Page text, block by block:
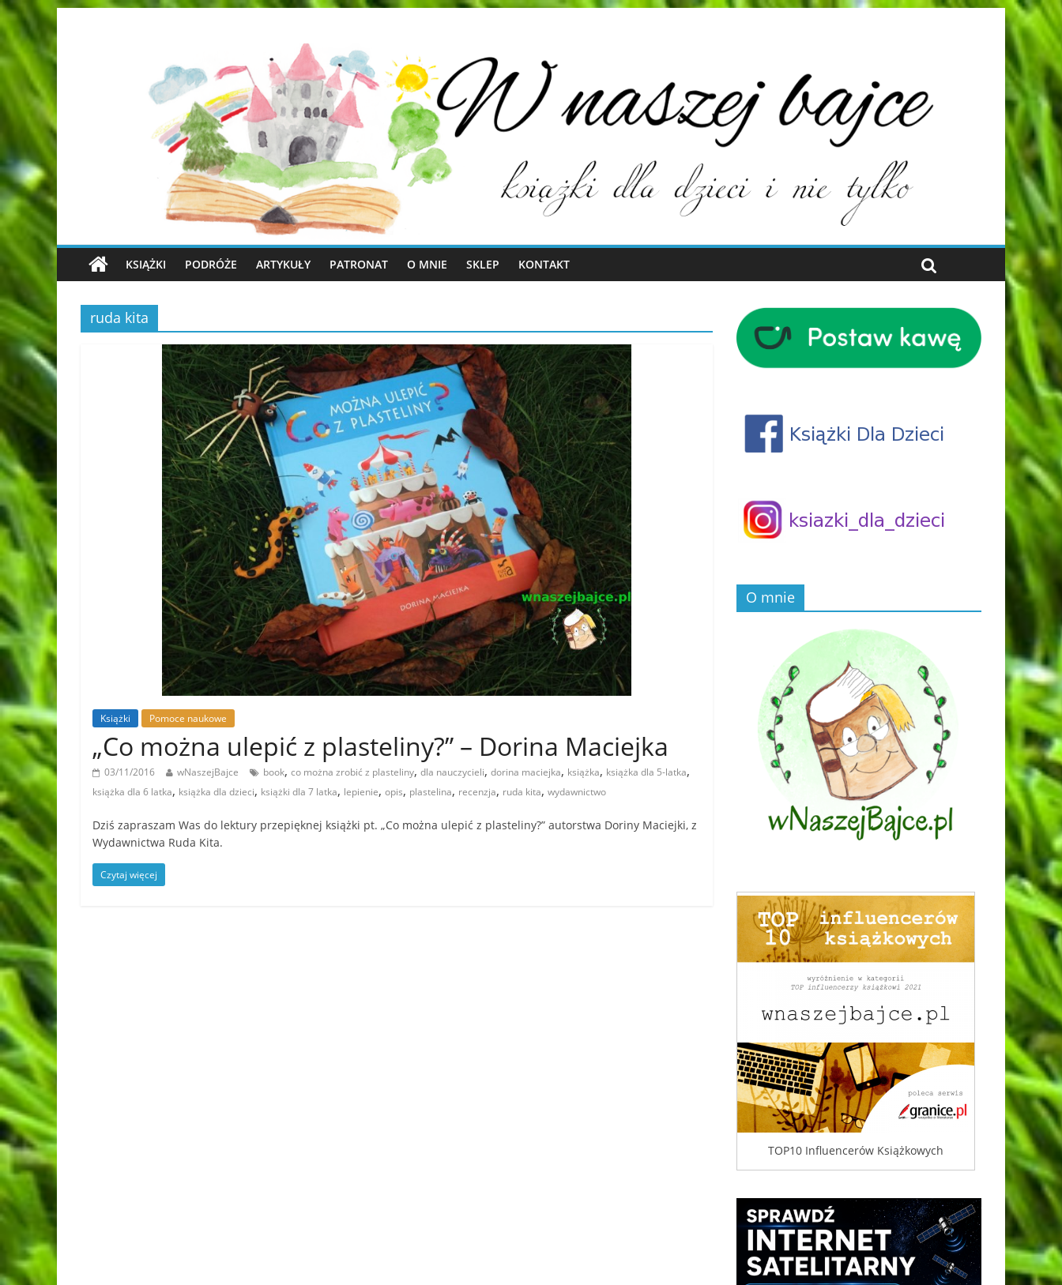
KSIĄŻKI PODRÓŻE ARTYKUŁY PATRONAT O MNIE SKLEP KONTAKT
ruda kita
Książki Pomoce naukowe
„Co można ulepić z plasteliny?” – Dorina Maciejka
03/11/2016 wNaszejBajce book, co można zrobić z plasteliny, dla nauczycieli, dorina maciejka, książka, książka dla 5-latka,
książka dla 6 latka, książka dla dzieci, książki dla 7 latka, lepienie, opis, plastelina, recenzja, ruda kita, wydawnictwo
Dziś zapraszam Was do lektury przepięknej książki pt. „Co można ulepić z plasteliny?” autorstwa Doriny Maciejki, z
Wydawnictwa Ruda Kita.
Czytaj więcej
O mnie
TOP10 Influencerów Książkowych